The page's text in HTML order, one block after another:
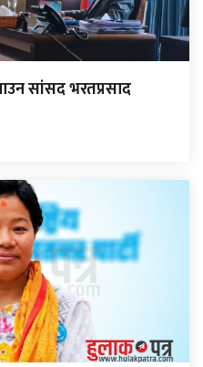
सांसद भरतप्रसाद